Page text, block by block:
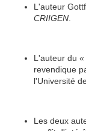
L'auteur
CRIIGEN
L'auteur du
revendique
l'Université
Les deux